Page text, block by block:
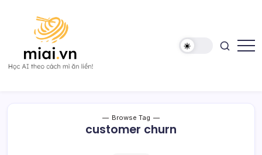
Browse Tag
customer churn